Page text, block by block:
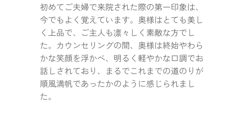
初めてご夫婦で来院された際の第一印象は、
今でもよく覚えています。奥様はとても美し
く上品で、ご主人も凛々しく素敵な方でし
た。カウンセリングの間、奥様は終始やわら
かな笑顔を浮かべ、明るく軽やかな口調でお
話しされており、まるでこれまでの道のりが
順風満帆であったかのように感じられまし
た。